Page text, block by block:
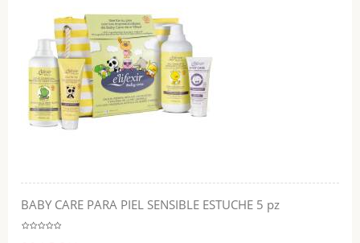
BABY CARE PARA PIEL SENSIBLE ESTUCHE 5 pz